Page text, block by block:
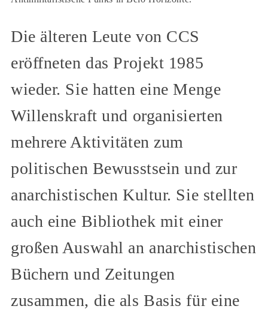
Die älteren Leute von CCS
eröffneten das Projekt 1985
wieder. Sie hatten eine Menge
Willenskraft und organisierten
mehrere Aktivitäten zum
politischen Bewusstsein und zur
anarchistischen Kultur. Sie stellten
auch eine Bibliothek mit einer
großen Auswahl an anarchistischen
Büchern und Zeitungen
zusammen, die als Basis für eine